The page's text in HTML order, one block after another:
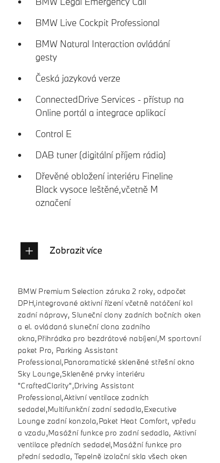
BMW Live Cockpit Professional
BMW Natural Interaction ovládání
gesty
Česká jazyková verze
ConnectedDrive Services - přístup na
Online portál a integrace aplikací
Control E
DAB tuner (digitální příjem rádia)
Dřevěné obložení interiéru Fineline
Black vysoce leštěné,včetně M
označení
Zobrazit více
BMW Premium Selection záruka 2 roky, odpočet
DPH,integrované aktivní řízení včetně natáčení kol
zadní nápravy, Sluneční clony zadních bočních oken
a el. ovládaná sluneční clona zadního
okna,Přihrádka pro bezdrátové nabíjení,M sportovní
paket Pro, Parking Assistant
Professional,Panoramatické skleněné střešní okno
Sky Lounge,Skleněné prvky interiéru
"CraftedClarity",Driving Assistant
Professional,Aktivní ventilace zadních
sedadel,Multifunkční zadní sedadla,Executive
Lounge zadní konzola,Paket Heat Comfort, vpředu
a vzadu,Masážní funkce pro zadní sedadla, Aktivní
ventilace předních sedadel,Masážní funkce pro
přední sedadla, Tepelně izolační skla všech oken